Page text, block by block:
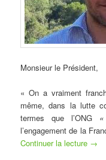
Monsieur le Président,
« On a vraiment
même, dans la lutte
termes que l’ONG
l’engagement de la
Continuer la lecture →